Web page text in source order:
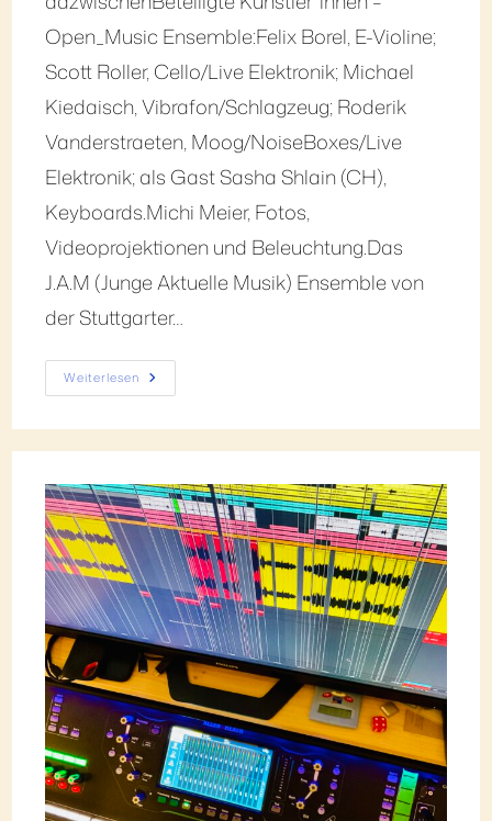
Open_Music Ensemble:Felix Borel, E-Violine;
Scott Roller, Cello/Live Elektronik; Michael
Kiedaisch, Vibrafon/Schlagzeug; Roderik
Vanderstraeten, Moog/NoiseBoxes/Live
Elektronik; als Gast Sasha Shlain (CH),
Keyboards.Michi Meier, Fotos,
Videoprojektionen und Beleuchtung.Das
J.A.M (Junge Aktuelle Musik) Ensemble von
der Stuttgarter…
Weiterlesen